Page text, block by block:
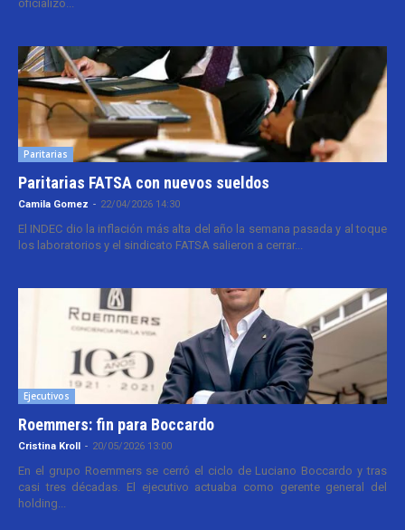
oficializó...
Paritarias
Paritarias FATSA con nuevos sueldos
Camila Gomez - 22/04/2026 14:30
El INDEC dio la inflación más alta del año la semana pasada y al toque
los laboratorios y el sindicato FATSA salieron a cerrar...
Ejecutivos
Roemmers: fin para Boccardo
Cristina Kroll - 20/05/2026 13:00
En el grupo Roemmers se cerró el ciclo de Luciano Boccardo y tras
casi tres décadas. El ejecutivo actuaba como gerente general del
holding...